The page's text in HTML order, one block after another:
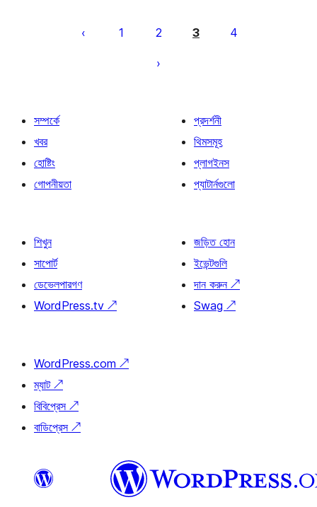
পেজিনেশন
1 2 3 4
সম্পর্কে
খবর
হোষ্টিং
গোপনীয়তা
প্রদর্শনী
থিমসমূহ
প্লাগইনস
প্যাটার্নগুলো
শিখুন
সাপোর্ট
ডেভেলপারগণ
WordPress.tv ↗
জড়িত হোন
ইভেন্টগুলি
দান করুন ↗
Swag ↗
WordPress.com ↗
ম্যাট ↗
বিবিপ্রেস ↗
বাডিপ্রেস ↗